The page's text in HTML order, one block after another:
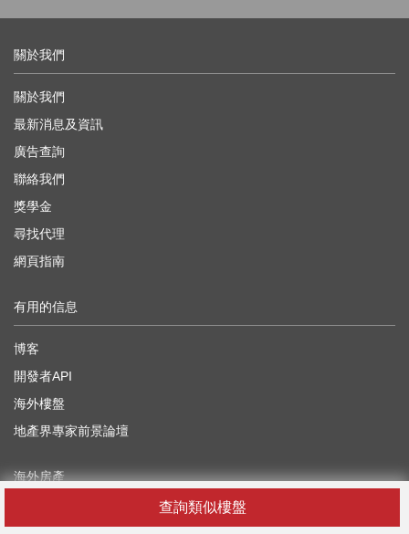
查詢類似樓盤
關於我們
關於我們
最新消息及資訊
廣告查詢
聯絡我們
獎學金
尋找代理
網頁指南
有用的信息
博客
開發者API
海外樓盤
地產界專家前景論壇
海外房產